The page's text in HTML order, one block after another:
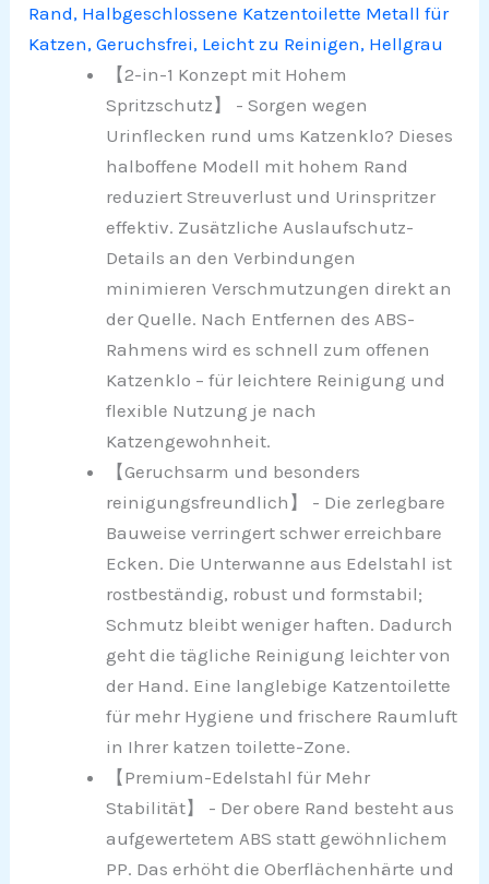
Rand, Halbgeschlossene Katzentoilette Metall für
Katzen, Geruchsfrei, Leicht zu Reinigen, Hellgrau
【2-in-1 Konzept mit Hohem
Spritzschutz】 - Sorgen wegen
Urinflecken rund ums Katzenklo? Dieses
halboffene Modell mit hohem Rand
reduziert Streuverlust und Urinspritzer
effektiv. Zusätzliche Auslaufschutz-
Details an den Verbindungen
minimieren Verschmutzungen direkt an
der Quelle. Nach Entfernen des ABS-
Rahmens wird es schnell zum offenen
Katzenklo – für leichtere Reinigung und
flexible Nutzung je nach
Katzengewohnheit.
【Geruchsarm und besonders
reinigungsfreundlich】 - Die zerlegbare
Bauweise verringert schwer erreichbare
Ecken. Die Unterwanne aus Edelstahl ist
rostbeständig, robust und formstabil;
Schmutz bleibt weniger haften. Dadurch
geht die tägliche Reinigung leichter von
der Hand. Eine langlebige Katzentoilette
für mehr Hygiene und frischere Raumluft
in Ihrer katzen toilette-Zone.
【Premium-Edelstahl für Mehr
Stabilität】 - Der obere Rand besteht aus
aufgewertetem ABS statt gewöhnlichem
PP. Das erhöht die Oberflächenhärte und